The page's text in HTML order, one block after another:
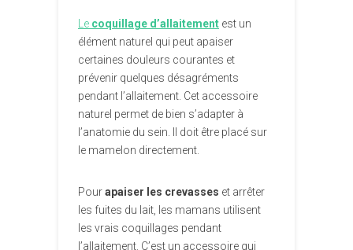
Le coquillage d’allaitement est un
élément naturel qui peut apaiser
certaines douleurs courantes et
prévenir quelques désagréments
pendant l’allaitement. Cet accessoire
naturel permet de bien s’adapter à
l’anatomie du sein. Il doit être placé sur
le mamelon directement.
Pourapaiser les crevasses et arrêter
les fuites du lait, les mamans utilisent
les vrais coquillages pendant
l’allaitement. C’est un accessoire qui